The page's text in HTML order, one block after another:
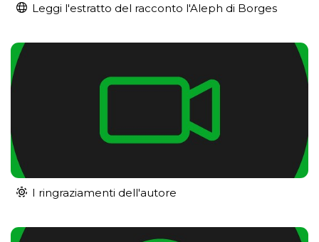
Leggi l'estratto del racconto l'Aleph di Borges
I ringraziamenti dell'autore